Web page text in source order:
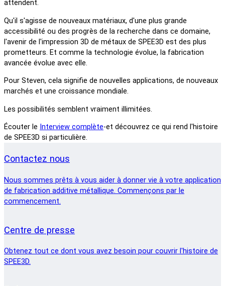
attendent.
Qu'il s'agisse de nouveaux matériaux, d'une plus grande
accessibilité ou des progrès de la recherche dans ce domaine,
l'avenir de l'impression 3D de métaux de SPEE3D est des plus
prometteurs. Et comme la technologie évolue, la fabrication
avancée évolue avec elle.
Pour Steven, cela signifie de nouvelles applications, de nouveaux
marchés et une croissance mondiale.
Les possibilités semblent vraiment illimitées.
Écouter le Interview complète-et découvrez ce qui rend l'histoire
de SPEE3D si particulière.
Contactez nous
Nous sommes prêts à vous aider à donner vie à votre application
de fabrication additive métallique. Commençons par le
commencement.
Centre de presse
Obtenez tout ce dont vous avez besoin pour couvrir l'histoire de
SPEE3D.